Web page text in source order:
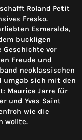
Roland Petit
Fresko.
Esmeralda,
buckligen
vor
Freude und
neoklassischen
umgab sich mit den
Maurice Jarre für
und Yves Saint
wie die
wollte.